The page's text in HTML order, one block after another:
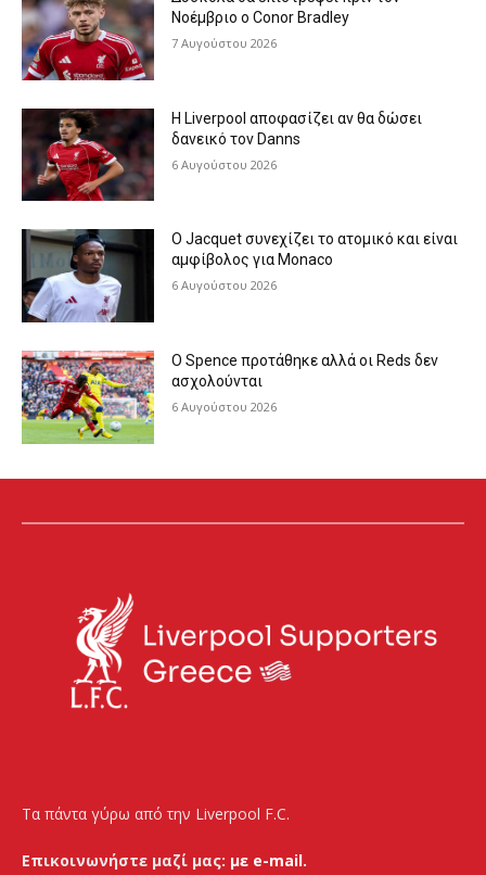
Νοέμβριο ο Conor Bradley
7 Αυγούστου 2026
Η Liverpool αποφασίζει αν θα δώσει
δανεικό τον Danns
6 Αυγούστου 2026
Ο Jacquet συνεχίζει το ατομικό και είναι
αμφίβολος για Monaco
6 Αυγούστου 2026
Ο Spence προτάθηκε αλλά οι Reds δεν
ασχολούνται
6 Αυγούστου 2026
Τα πάντα γύρω από την Liverpool F.C.
Επικοινωνήστε μαζί μας: με e-mail.